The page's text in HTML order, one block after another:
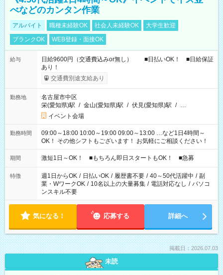
べなどのカンタン作業
アルバイト 職種未経験OK 社会人未経験OK
大学生歓迎
ブランクOK
WEB登録・面接OK
給与
日給9600円（交通費込みor無し） ■日払いOK！ ■日給保証
あり！
交通費別途支給あり
勤務地
名古屋市中区
栄(愛知県)駅 / 金山(愛知県)駅 / 伏見(愛知県)駅 / …
イベント会場
勤務時間
09:00～18:00 10:00～19:00 09:00～13:00 …など1日4時間～
OK！ その他シフトもございます！ お気軽にご相談ください！
期間 激短1日～OK！ ■もちろん即日スタートもOK！ ■急募
特徴 週1日からOK / 日払いOK / 履歴書不要 / 40～50代活躍中 / 副
業・WワークOK / 10名以上の大量募集 / 電話対応なし / パソコ
ンスキル不要
気になる！ 応募する 詳細へ
掲載日：2026.07.03
未読